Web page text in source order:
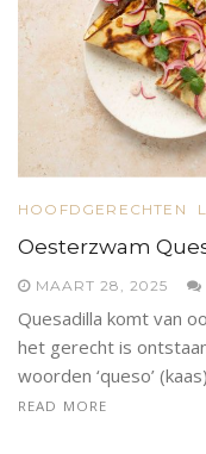
HOOFDGERECHTEN
Oesterzwam
MAART 28, 2025
Quesadilla komt van
het gerecht is
woorden ‘queso’
READ MORE